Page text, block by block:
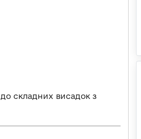
до складних висадок з